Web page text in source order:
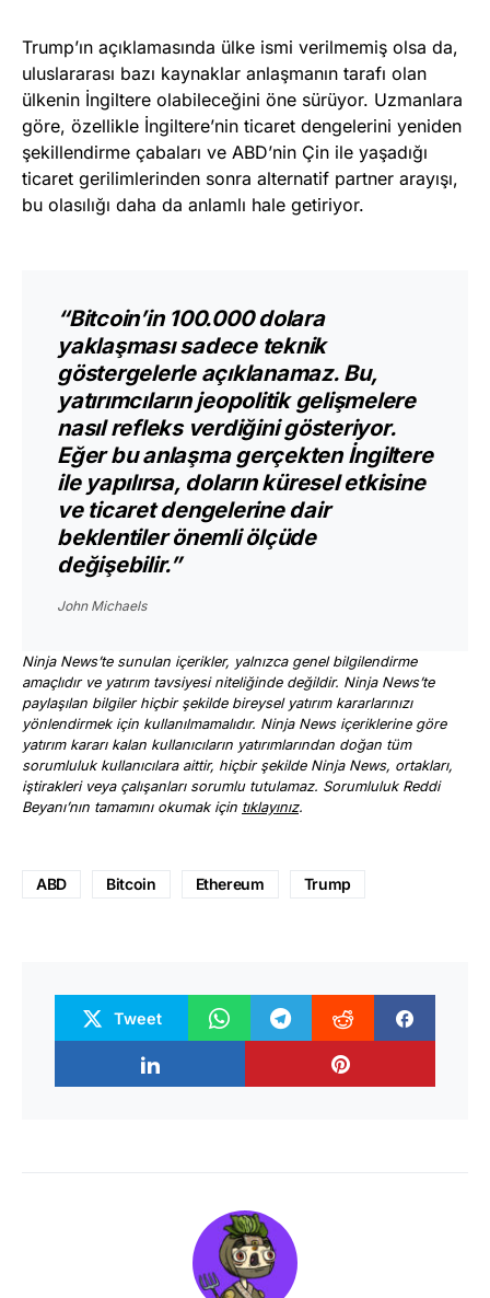
Trump’ın açıklamasında ülke ismi verilmemiş olsa da,
uluslararası bazı kaynaklar anlaşmanın tarafı olan
ülkenin İngiltere olabileceğini öne sürüyor. Uzmanlara
göre, özellikle İngiltere’nin ticaret dengelerini yeniden
şekillendirme çabaları ve ABD’nin Çin ile yaşadığı
ticaret gerilimlerinden sonra alternatif partner arayışı,
bu olasılığı daha da anlamlı hale getiriyor.
“Bitcoin’in 100.000 dolara
yaklaşması sadece teknik
göstergelerle açıklanamaz. Bu,
yatırımcıların jeopolitik gelişmelere
nasıl refleks verdiğini gösteriyor.
Eğer bu anlaşma gerçekten İngiltere
ile yapılırsa, doların küresel etkisine
ve ticaret dengelerine dair
beklentiler önemli ölçüde
değişebilir.”
John Michaels
Ninja News’te sunulan içerikler, yalnızca genel bilgilendirme
amaçlıdır ve yatırım tavsiyesi niteliğinde değildir. Ninja News’te
paylaşılan bilgiler hiçbir şekilde bireysel yatırım kararlarınızı
yönlendirmek için kullanılmamalıdır. Ninja News içeriklerine göre
yatırım kararı kalan kullanıcıların yatırımlarından doğan tüm
sorumluluk kullanıcılara aittir, hiçbir şekilde Ninja News, ortakları,
iştirakleri veya çalışanları sorumlu tutulamaz. Sorumluluk Reddi
Beyanı’nın tamamını okumak için tıklayınız.
ABD Bitcoin Ethereum Trump
Tweet